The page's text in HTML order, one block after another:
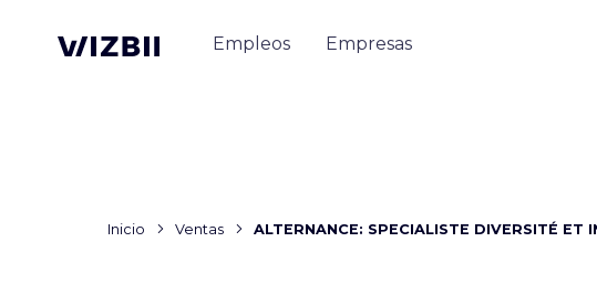
Empleos Empresas
Inicio Ventas ALTERNANCE: SPECIALISTE DIVERSITÉ ET